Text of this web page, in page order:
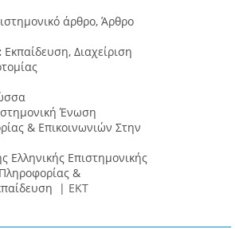
άρθρο, Άρθρο
Εκπαίδευση, Διαχείριση
Ένωση
& Επικοινωνιών Στην
Ελληνικής Επιστημονικής
&
| ΕΚΤ